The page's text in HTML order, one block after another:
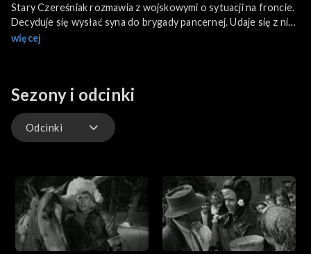
Stary Czereśniak rozmawia z wojskowymi o sytuacji na froncie.
Decyduje się wysłać syna do brygady pancernej. Udaje się z nim
w kierunku Gdańska. Po drodze zostają zmuszeni do przebrania
Kto dezerterował z Ludowego Wojska Polskiego i jakie kary
za to groziły? Zobacz dyskusję w cyklu „Historia i film”
więcej
Sezony i odcinki
Odcinki